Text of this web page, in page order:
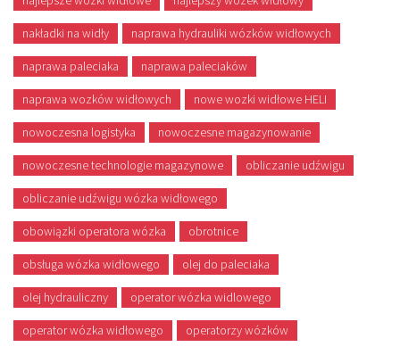
nakładki na widły naprawa hydrauliki wózków widłowych
naprawa paleciaka naprawa paleciaków
naprawa wozków widłowych nowe wozki widłowe HELI
nowoczesna logistyka nowoczesne magazynowanie
nowoczesne technologie magazynowe obliczanie udźwigu
obliczanie udźwigu wózka widłowego
obowiązki operatora wózka obrotnice
obsługa wózka widłowego olej do paleciaka
olej hydrauliczny operator wózka widlowego
operator wózka widłowego operatorzy wózków